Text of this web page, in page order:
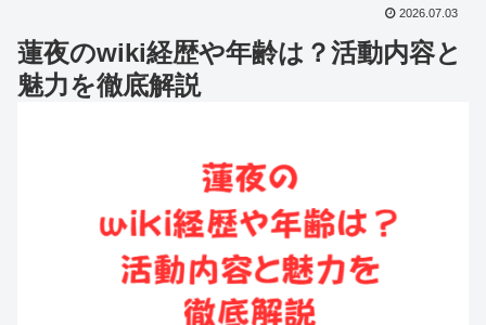
2026.07.03
蓮夜のwiki経歴や年齢は？活動内容と
魅力を徹底解説